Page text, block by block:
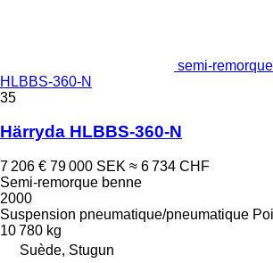
semi-
HLBBS-360-N
35
Härryda HLBBS-360-N
7 206 € 79 000 SEK ≈ 6 734 CHF
Semi-remorque benne
2000
Suspension pneumatique/pneumatique
10 780 kg
Suède, Stugun